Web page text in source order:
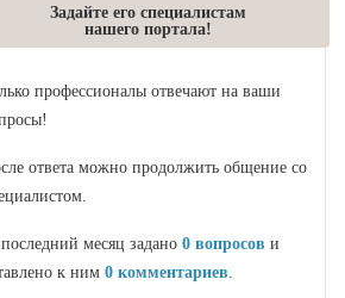
Задайте его специалистам
нашего портала!
профессионалы отвечают на ваши
ответа можно продолжить общение со
месяц задано 0 вопросов и
к ним 0 комментариев